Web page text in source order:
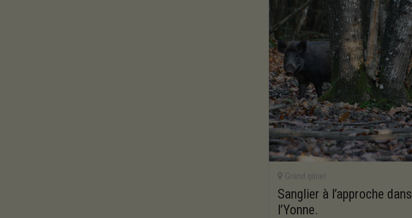
Grand gibier
Sanglier à l’approche dans
l’Yonne.